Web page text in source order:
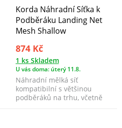
Korda Náhradní Síťka k
Podběráku Landing Net
Mesh Shallow
874 Kč
1 ks Skladem
U vás doma: úterý 11.8.
Náhradní mělká síť
kompatibilní s většinou
podběráků na trhu, včetně